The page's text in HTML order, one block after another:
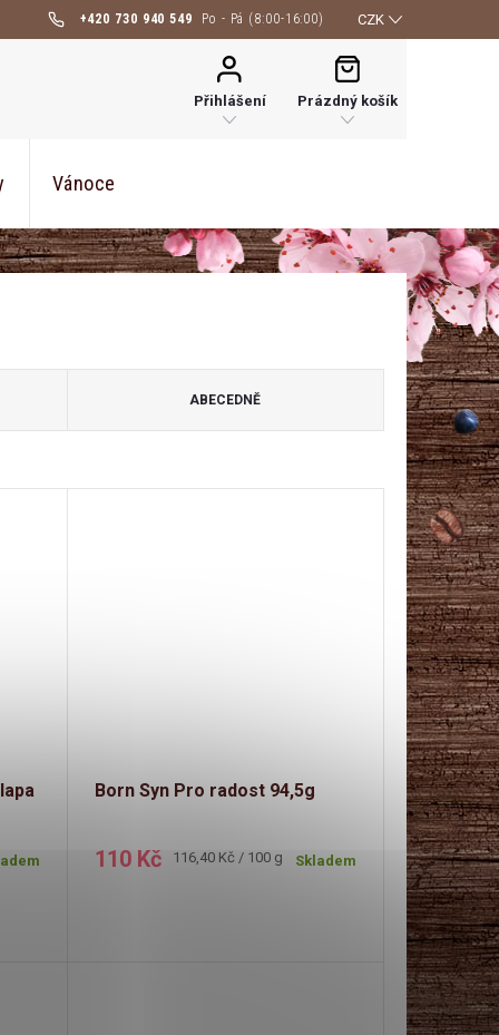
+420 730 940 549 CZK
Přihlášení
NÁKUPNÍ
KOŠÍK
Prázdný košík
Vánoce
ABECEDNĚ
Born Syn Pro radost 94,5g
110 Kč
Měrná
116,40 Kč / 100 g Skladem